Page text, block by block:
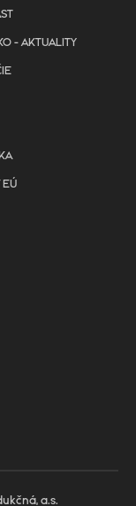
- AKTUALITY
EÚ
a.s.